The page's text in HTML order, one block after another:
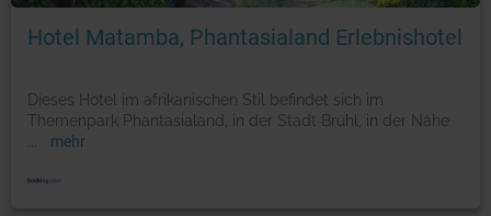
Hotel Matamba, Phantasialand Erlebnishotel
Dieses Hotel im afrikanischen Stil befindet sich im
Themenpark Phantasialand, in der Stadt Brühl, in der Nähe
mehr